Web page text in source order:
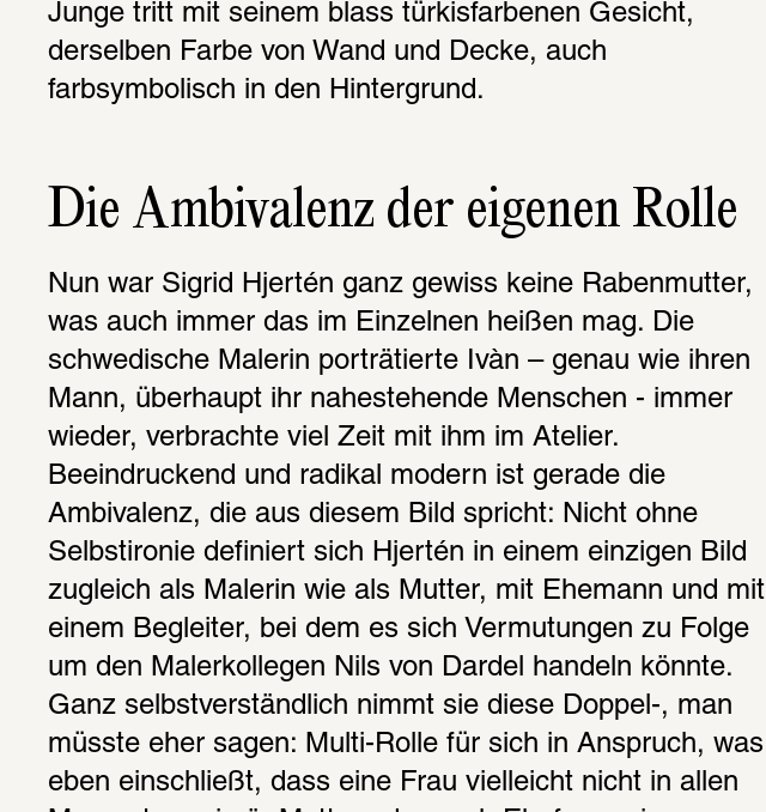
Junge tritt mit seinem blass türkisfarbenen Gesicht,
derselben Farbe von Wand und Decke, auch
farbsymbolisch in den Hintergrund.
Die Ambivalenz der eigenen Rolle
Nun war Sigrid Hjertén ganz gewiss keine Rabenmutter,
was auch immer das im Einzelnen heißen mag. Die
schwedische Malerin porträtierte Ivàn – genau wie ihren
Mann, überhaupt ihr nahestehende Menschen - immer
wieder, verbrachte viel Zeit mit ihm im Atelier.
Beeindruckend und radikal modern ist gerade die
Ambivalenz, die aus diesem Bild spricht: Nicht ohne
Selbstironie definiert sich Hjertén in einem einzigen Bild
zugleich als Malerin wie als Mutter, mit Ehemann und mit
einem Begleiter, bei dem es sich Vermutungen zu Folge
um den Malerkollegen Nils von Dardel handeln könnte.
Ganz selbstverständlich nimmt sie diese Doppel-, man
müsste eher sagen: Multi-Rolle für sich in Anspruch, was
eben einschließt, dass eine Frau vielleicht nicht in allen